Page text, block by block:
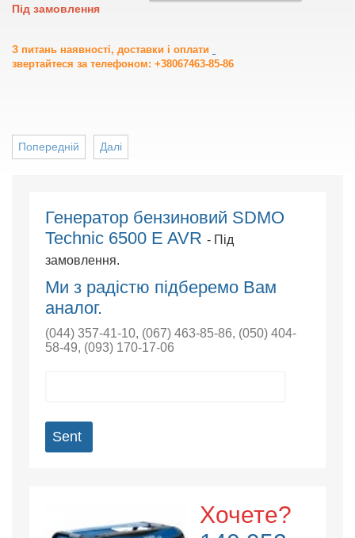
Під замовлення
З питань наявності, доставки і оплати
звертайтеся за телефоном: +38067463-85-86
Далі
Попередній
Генератор бензиновий SDMO
Technic 6500 E AVR - Під
замовлення.
Ми з радістю підберемо Вам
аналог.
(044) 357-41-10, (067) 463-85-86, (050) 404-
58-49, (093) 170-17-06
Sent
Хочете?